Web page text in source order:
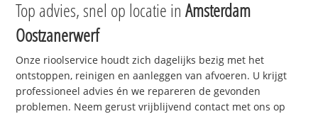
Top advies, snel op locatie inAmsterdam
Oostzanerwerf
Onze rioolservice houdt zich dagelijks bezig met het
ontstoppen, reinigen en aanleggen van afvoeren. U krijgt
professioneel advies én we repareren de gevonden
problemen. Neem gerust vrijblijvend contact met ons op